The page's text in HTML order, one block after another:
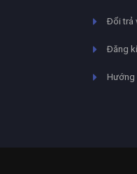
Đổi trả
Đăng
Hướng